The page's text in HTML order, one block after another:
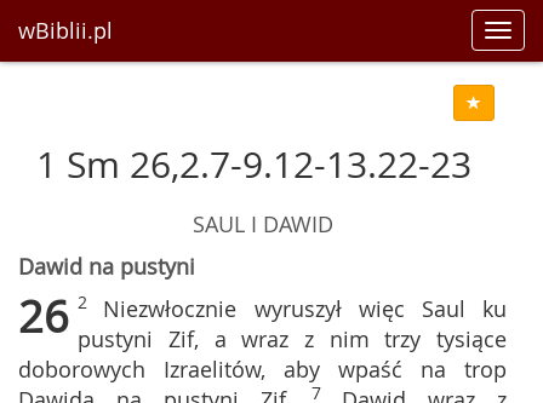
wBiblii.pl
1 Sm 26,2.7-9.12-13.22-23
SAUL I DAWID
Dawid na pustyni
26 2 Niezwłocznie wyruszył więc Saul ku
pustyni Zif, a wraz z nim trzy tysiące
doborowych Izraelitów, aby wpaść na trop
7